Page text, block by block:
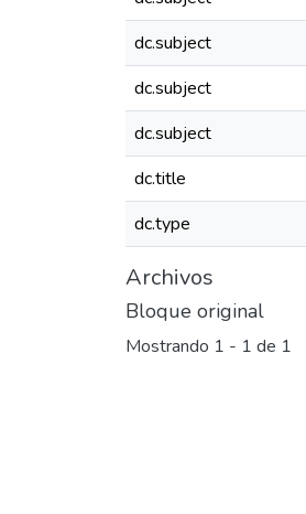
dc.subject
dc.subject
dc.subject
dc.title
dc.type
Archivos
Bloque original
Mostrando 1 - 1 de 1